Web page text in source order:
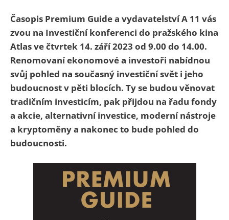
Časopis Premium Guide a vydavatelství A 11 vás
zvou na Investiční konferenci do pražského kina
Atlas ve čtvrtek 14. září 2023 od 9.00 do 14.00.
Renomovaní ekonomové a investoři nabídnou
svůj pohled na současný investiční svět i jeho
budoucnost v pěti blocích. Ty se budou věnovat
tradičním investicím, pak přijdou na řadu fondy
a akcie, alternativní investice, moderní nástroje
a kryptoměny a nakonec to bude pohled do
budoucnosti.